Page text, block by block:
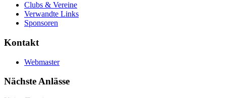
Clubs & Vereine
Verwandte Links
Sponsoren
Kontakt
Webmaster
Nächste Anlässe